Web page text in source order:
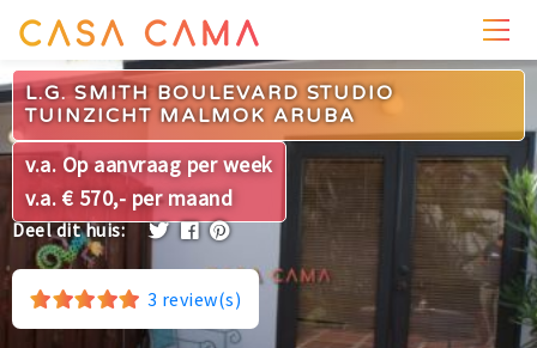
PRIJZEN WONING OMGEVING REVIEWS
L.G. SMITH BOULEVARD STUDIO
TUINZICHT MALMOK ARUBA
v.a. Op aanvraag per week
v.a. € 570,- per maand
Deel dit huis:
3 review(s)